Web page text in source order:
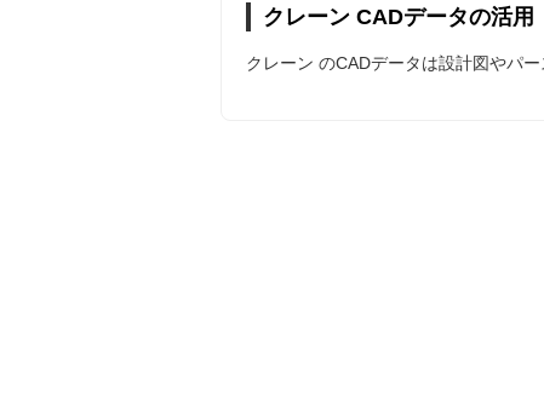
クレーン CADデータの活用
クレーン のCADデータは設計図やパ